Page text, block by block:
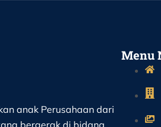
anak Perusahaan dari
Menu